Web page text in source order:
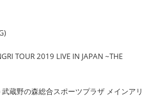
TOUR 2019 LIVE IN JAPAN ~THE
蔵野の森総合スポーツプラザ メインアリ